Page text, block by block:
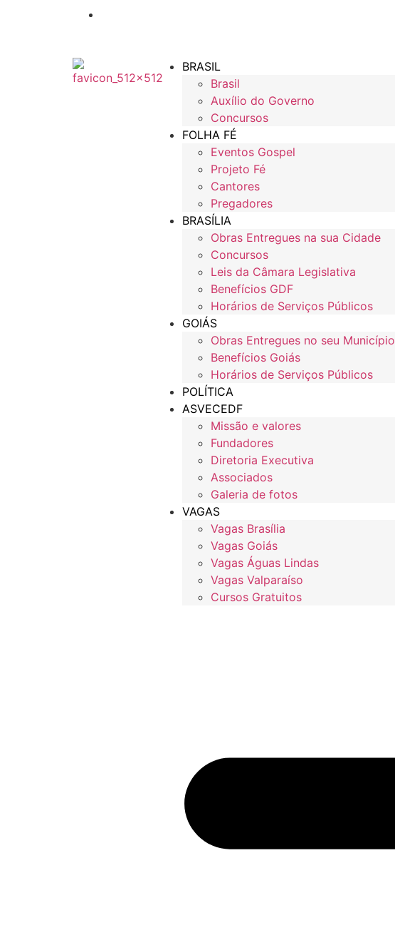
BRASIL
Brasil
Auxílio do Governo
Concursos
FOLHA FÉ
Eventos Gospel
Projeto Fé
Cantores
Pregadores
BRASÍLIA
Obras Entregues na sua Cidade
Concursos
Leis da Câmara Legislativa
Benefícios GDF
Horários de Serviços Públicos
GOIÁS
Obras Entregues no seu Município
Benefícios Goiás
Horários de Serviços Públicos
POLÍTICA
ASVECEDF
Missão e valores
Fundadores
Diretoria Executiva
Associados
Galeria de fotos
VAGAS
Vagas Brasília
Vagas Goiás
Vagas Águas Lindas
Vagas Valparaíso
Cursos Gratuitos